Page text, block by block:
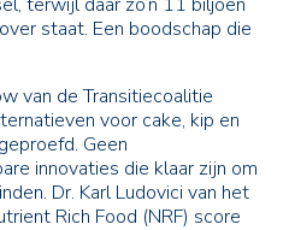
staat. Een boodschap die
van de Transitiecoalitie
voor cake, kip en
Geen
innovaties die klaar zijn om
Dr. Karl Ludovici van het
Rich Food (NRF) score